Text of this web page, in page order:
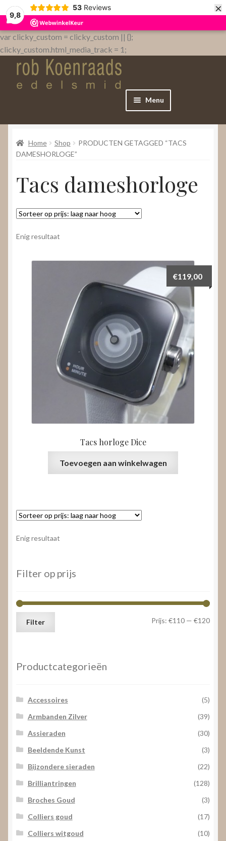
9,8
53 Reviews ×
var clicky_custom = clicky_custom || {};
clicky_custom.html_media_track = 1;
Menu
Home
WebShop
Over
Nieuws
Video’s
uitvouwen
Home Shop
PRODUCTEN GETAGGED “TACS
DAMESHORLOGE”
Tacs dameshorloge
Enig resultaat
Tacs horloge Dice
€119,00
Toevoegen aan winkelwagen
Enig resultaat
Filter op prijs
Min.
Max.
Filter Prijs: €110 — €120
Productcategorieën
Accessoires
(5)
Armbanden Zilver
(39)
Assieraden
(30)
Beeldende Kunst
(3)
Bijzondere sieraden
(22)
Brilliantringen
(128)
Broches Goud
(3)
Colliers goud
(17)
Colliers witgoud
(10)